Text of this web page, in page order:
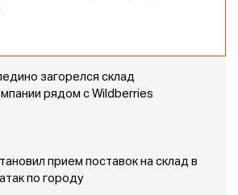
загорелся склад
рядом с Wildberries
прием поставок на склад в
по городу